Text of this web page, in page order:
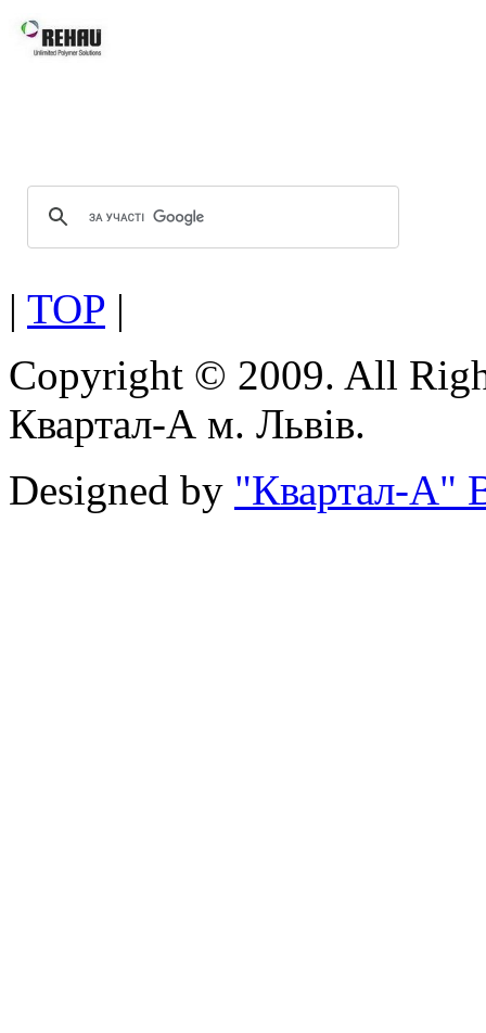
| TOP |
Copyright © 2009. All
Квартал-А м. Львів.
Designed by "Квартал-А"